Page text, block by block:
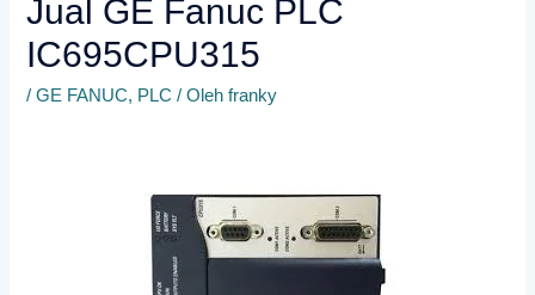
Jual GE Fanuc PLC
IC695CPU315
/GE FANUC, PLC / Olehfranky